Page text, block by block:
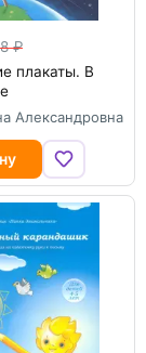
плакаты. В
Александровна